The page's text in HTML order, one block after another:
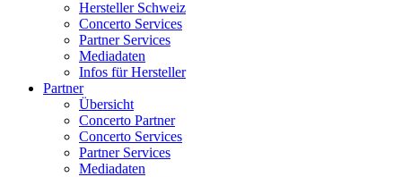
Hersteller Schweiz
Concerto Services
Partner Services
Mediadaten
Infos für Hersteller
Partner
Übersicht
Concerto Partner
Concerto Services
Partner Services
Mediadaten